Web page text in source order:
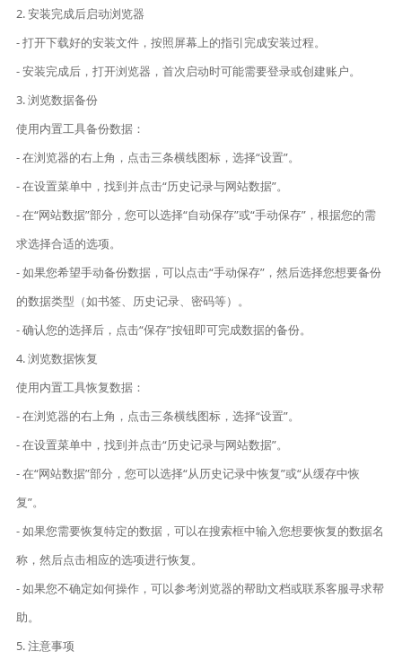
2. 安装完成后启动浏览器
- 打开下载好的安装文件，按照屏幕上的指引完成安装过程。
- 安装完成后，打开浏览器，首次启动时可能需要登录或创建账户。
3. 浏览数据备份
使用内置工具备份数据：
- 在浏览器的右上角，点击三条横线图标，选择“设置”。
- 在设置菜单中，找到并点击“历史记录与网站数据”。
- 在“网站数据”部分，您可以选择“自动保存”或“手动保存”，根据您的需
求选择合适的选项。
- 如果您希望手动备份数据，可以点击“手动保存”，然后选择您想要备份
的数据类型（如书签、历史记录、密码等）。
- 确认您的选择后，点击“保存”按钮即可完成数据的备份。
4. 浏览数据恢复
使用内置工具恢复数据：
- 在浏览器的右上角，点击三条横线图标，选择“设置”。
- 在设置菜单中，找到并点击“历史记录与网站数据”。
- 在“网站数据”部分，您可以选择“从历史记录中恢复”或“从缓存中恢
复”。
- 如果您需要恢复特定的数据，可以在搜索框中输入您想要恢复的数据名
称，然后点击相应的选项进行恢复。
- 如果您不确定如何操作，可以参考浏览器的帮助文档或联系客服寻求帮
助。
5. 注意事项